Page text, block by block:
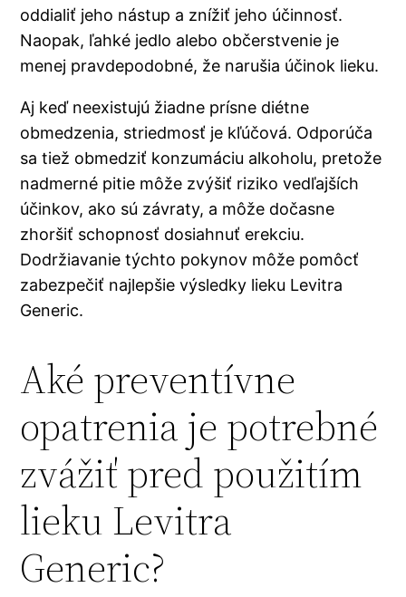
oddialiť jeho nástup a znížiť jeho účinnosť.
Naopak, ľahké jedlo alebo občerstvenie je
menej pravdepodobné, že narušia účinok lieku.
Aj keď neexistujú žiadne prísne diétne
obmedzenia, striedmosť je kľúčová. Odporúča
sa tiež obmedziť konzumáciu alkoholu, pretože
nadmerné pitie môže zvýšiť riziko vedľajších
účinkov, ako sú závraty, a môže dočasne
zhoršiť schopnosť dosiahnuť erekciu.
Dodržiavanie týchto pokynov môže pomôcť
zabezpečiť najlepšie výsledky lieku Levitra
Generic.
Aké preventívne
opatrenia je potrebné
zvážiť pred použitím
lieku Levitra
Generic?